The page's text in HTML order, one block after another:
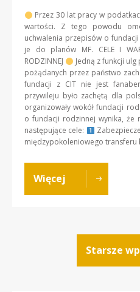
Przez 30 lat pracy w
wartości. Z tego powodu
uchwalenia przepisów o
je do planów MF. CELE I
RODZINNEJ
Jedną z funkcji
pożądanych przez państwo
fundacji z CIT nie jest
przywileju było zachętą dla
organizowały wokół fundacji
o fundacji rodzinnej wynika, że
następujące cele:
międzypokoleniowego transferu
Więcej
Starsze